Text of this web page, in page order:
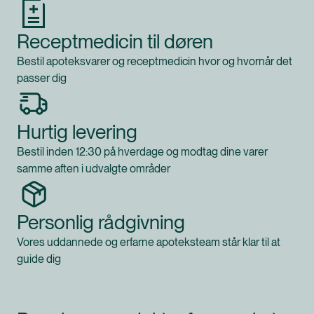
Receptmedicin til døren
Bestil apoteksvarer og receptmedicin hvor og hvornår det
passer dig
Hurtig levering
Bestil inden 12:30 på hverdage og modtag dine varer
samme aften i udvalgte områder
Personlig rådgivning
Vores uddannede og erfarne apoteksteam står klar til at
guide dig